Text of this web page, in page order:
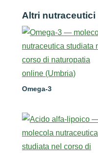
Altri nutraceutici
Omega-3